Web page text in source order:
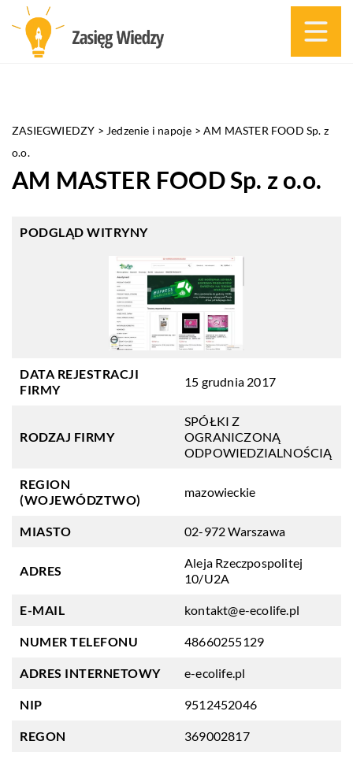
ZASIEGWIEDZY > Jedzenie i napoje >AM MASTER FOOD Sp. z
o.o.
AM MASTER FOOD Sp. z o.o.
PODGLĄD WITRYNY
DATA REJESTRACJI
FIRMY
15 grudnia 2017
RODZAJ FIRMY
SPÓŁKI Z
OGRANICZONĄ
ODPOWIEDZIALNOŚCIĄ
REGION
(WOJEWÓDZTWO)
mazowieckie
MIASTO 02-972 Warszawa
ADRES
Aleja Rzeczpospolitej
10/U2A
E-MAIL kontakt@e-ecolife.pl
NUMER TELEFONU 48660255129
ADRES INTERNETOWY e-ecolife.pl
NIP 9512452046
REGON 369002817